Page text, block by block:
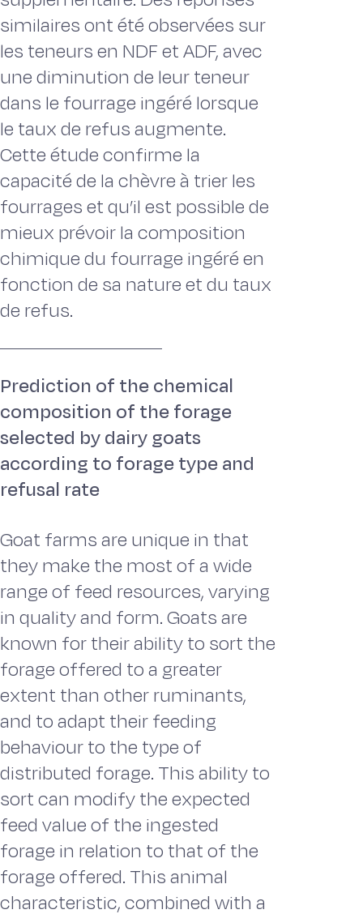
similaires ont été observées sur
les teneurs en NDF et ADF, avec
une diminution de leur teneur
dans le fourrage ingéré lorsque
le taux de refus augmente.
Cette étude confirme la
capacité de la chèvre à trier les
fourrages et qu’il est possible de
mieux prévoir la composition
chimique du fourrage ingéré en
fonction de sa nature et du taux
de refus.
Prediction of the chemical
composition of the forage
selected by dairy goats
according to forage type and
refusal rate
Goat farms are unique in that
they make the most of a wide
range of feed resources, varying
in quality and form. Goats are
known for their ability to sort the
forage offered to a greater
extent than other ruminants,
and to adapt their feeding
behaviour to the type of
distributed forage. This ability to
sort can modify the expected
feed value of the ingested
forage in relation to that of the
forage offered. This animal
characteristic, combined with a